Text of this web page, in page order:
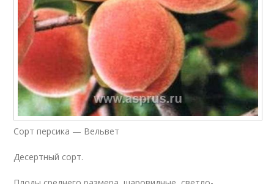
Сорт персика — Вельвет
Десертный сорт.